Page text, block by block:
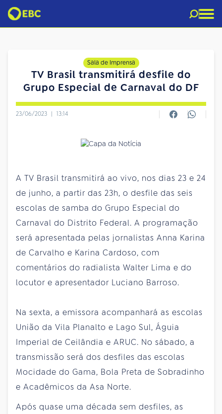
Sala de Imprensa
TV Brasil transmitirá desfile do
Grupo Especial de Carnaval do DF
23/06/2023 | 13:14
A TV Brasil transmitirá ao vivo, nos dias 23 e 24
de junho, a partir das 23h, o desfile das seis
escolas de samba do Grupo Especial do
Carnaval do Distrito Federal. A programação
será apresentada pelas jornalistas Anna Karina
de Carvalho e Karina Cardoso, com
comentários do radialista Walter Lima e do
locutor e apresentador Luciano Barroso.
Na sexta, a emissora acompanhará as escolas
União da Vila Planalto e Lago Sul, Águia
Imperial de Ceilândia e ARUC. No sábado, a
transmissão será dos desfiles das escolas
Mocidade do Gama, Bola Preta de Sobradinho
e Acadêmicos da Asa Norte.
Após quase uma década sem desfiles, as